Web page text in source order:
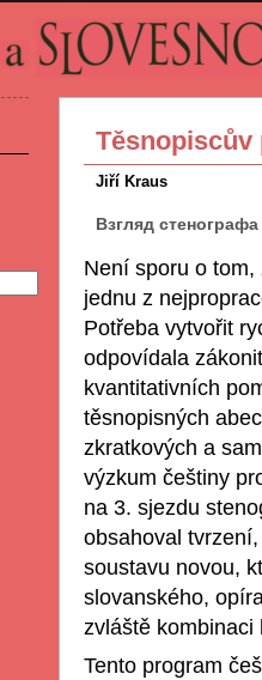
Těsnopiscův
Jiří Kraus
Взгляд
Není sporu o
jednu z
Potřeba vytvořit
odpovídala
kvantitativních
těsnopisných
zkratkových a
výzkum češtiny
na 3. sjezdu
obsahoval
soustavu novou,
slovanského,
zvláště kombinaci
Tento program